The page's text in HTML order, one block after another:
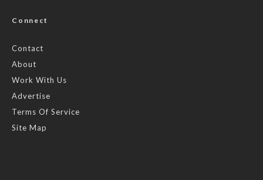
Connect
Contact
About
Work With Us
Advertise
Terms Of Service
Site Map